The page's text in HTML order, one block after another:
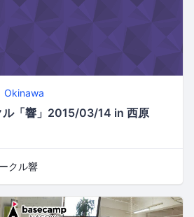
Okinawa
ル「響」2015/03/14 in 西原
クル響